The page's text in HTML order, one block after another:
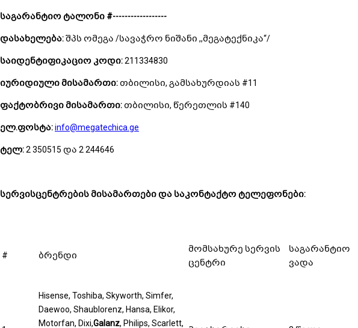
საგარანტიო ტალონი #------------------
დასახელება:შპს ომეგა /სავაჭრო ნიშანი ,,მეგატექნიკა“/
საიდენტიფიკაციო კოდი:211334830
იურიდიული მისამართი: თბილისი, გამსახურდიას #11
ფაქტობრივი მისამართი: თბილისი, წერეთლის #140
ელ.ფოსტა:info@megatechica.ge
ტელ:2 350515 და 2 244646
სერვისცენტრების მისამართები და საკონტაქტო ტელეფონები:
# ბრენდი
მომსახურე სერვის
ცენტრი
საგარანტიო
ვადა
Hisense, Toshiba, Skyworth, Simfer,
Daewoo, Shaublorenz, Hansa, Elikor,
Motorfan, Dixi,Galanz, Philips, Scarlett,